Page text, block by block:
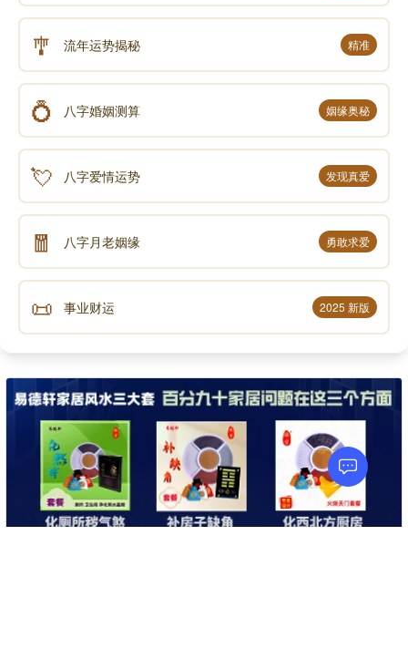
方，都要回光返照，照照自己，不是听了就当耳边风，
过耳不留的，那是没有意思的。每个人都有死的时候，
不要相信我方才说的──人死是最好的一件事;也不要相
信──说人死是最不好的一件事。人将来都要死，不管
它是好还是不好。你做好，就是好;做不好，就是不好。
方才我说，“种善因，结善果;种恶因，结恶果。”
古人有这么几句话：
若见他人死，我心热如火，
不是热他人，看看轮到我。
看见他人死的时候，我的心里热得好像火那么热。不
是热他人，不是为他人死，我心里难过啊!他怎么死了?
看看轮到我，慢慢就轮到我了。前几天我讲生的比死的
多，虽然生的比死的多，但是，死的也是一个一个轮
着，将来都要死的。所以呀，我们“若见他人死，我心热
如火，不是热他人，看看轮到我。”既然你不怕死，就赶
快去死，现在就可以死，为什么你又不死呢?这死并不
是怕不怕，而是好死和恶死的问题。恶死就是飞灾横
祸，或者被车撞死;或者飞机出了意外;坐轮船，轮船沉
了;坐火车，火车相撞了。这种种，你本来不想死，但是
就死了，这叫意外。意外之死，就是恶死。你要是愿意
🎐 流年运势揭秘 精准
💍 八字婚姻测算 姻缘奥秘
💘 八字爱情运势 发现真爱
🧧 八字月老姻缘 勇敢求爱
📜 事业财运 2025 新版